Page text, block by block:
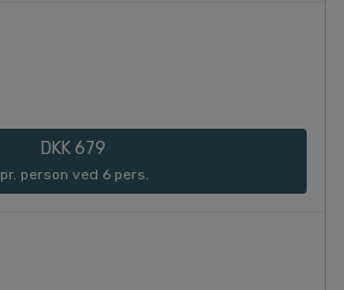
DKK 679
pr. person ved 6 pers.